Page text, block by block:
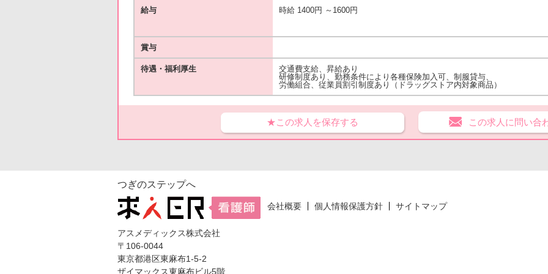
給与 時給 1400円 ～1600円
賞与
待遇・福利厚生
交通費支給、昇給あり
研修制度あり、勤務条件により各種保険加入可、制服貸与、
労働組合、従業員割引制度あり（ドラッグストア内対象商品）
★この求人を保存する この求人に問い合
つぎのステップへ
会社概要 個人情報保護方針 サイトマップ
アスメディックス株式会社
〒106-0044
東京都港区東麻布1-5-2
ザイマックス東麻布ビル5階